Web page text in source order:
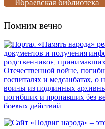
Ибраевская библиотека
Помним вечно